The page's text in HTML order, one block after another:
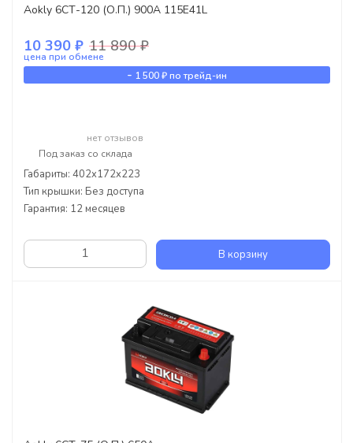
Aokly 6СТ-120 (О.П.) 900А 115Е41L
10 390 ₽ 11 890 ₽
цена при обмене
- 1 500 ₽по трейд-ин
нет отзывов
Под заказ со склада
Габариты: 402x172x223
Тип крышки: Без доступа
Гарантия: 12 месяцев
В корзину